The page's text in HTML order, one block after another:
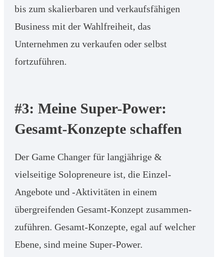
bis zum skalierbaren und verkaufsfähigen
Business mit der Wahlfreiheit, das
Unternehmen zu verkaufen oder selbst
fortzuführen.
#3: Meine Super-Power:
Gesamt-Konzepte schaffen
Der Game Changer für langjährige &
vielseitige Solopreneure ist, die Einzel-
Angebote und -Aktivitäten in einem
übergreifenden Gesamt-Konzept zusammen-
zuführen. Gesamt-Konzepte, egal auf welcher
Ebene, sind meine Super-Power.